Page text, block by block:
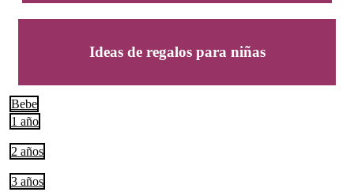
Ideas de regalos para niñas
Bebe
1 año
2 años
3 años